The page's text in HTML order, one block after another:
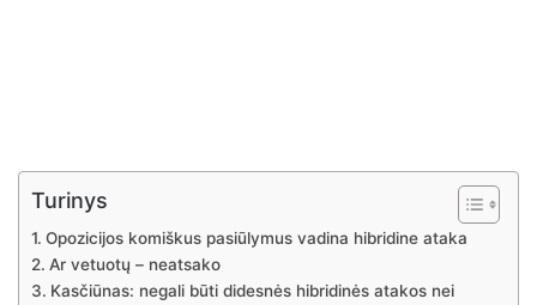
Turinys
Opozicijos komiškus pasiūlymus vadina hibridine ataka
Ar vetuotų – neatsako
Kasčiūnas: negali būti didesnės hibridinės atakos nei